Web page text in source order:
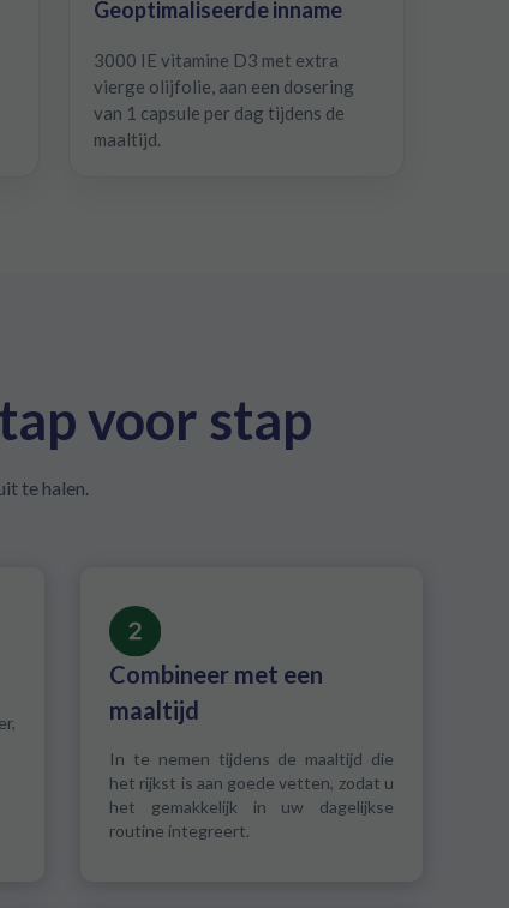
Geoptimaliseerde inname
3000 IE vitamine D3 met extra
vierge olijfolie, aan een dosering
van 1 capsule per dag tijdens de
maaltijd.
voor stap
te halen.
Combineer met een
maaltijd
In te nemen tijdens de maaltijd die
het rijkst is aan goede vetten, zodat u
het gemakkelijk in uw dagelijkse
routine integreert.